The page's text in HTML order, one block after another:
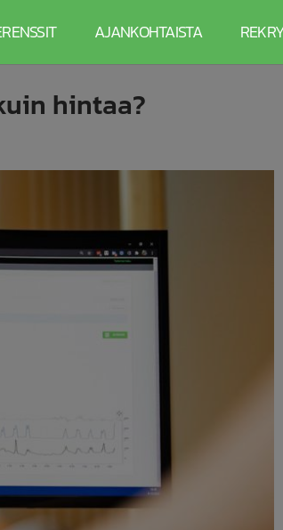
AJANKOHTAISTA
hintaa?